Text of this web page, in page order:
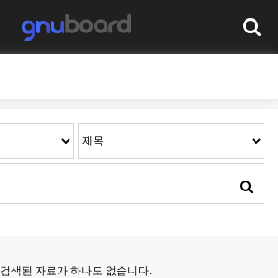
검색된 자료가 하나도 없습니다.